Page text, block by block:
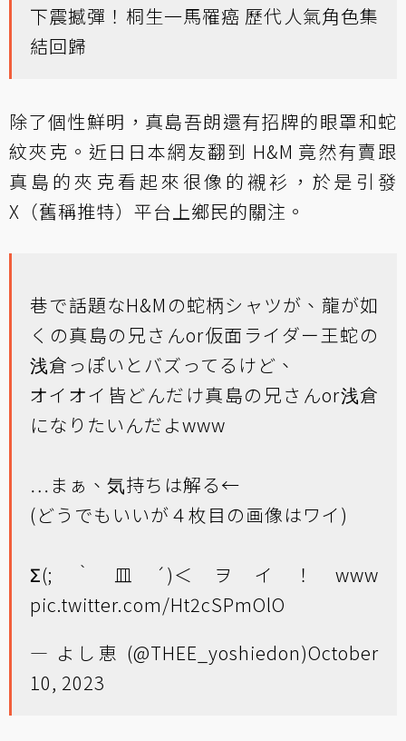
下震撼彈！桐生一馬罹癌 歷代人氣角色集
結回歸
除了個性鮮明，真島吾朗還有招牌的眼罩和蛇
紋夾克。近日日本網友翻到 H&M 竟然有賣跟
真島的夾克看起來很像的襯衫，於是引發
X（舊稱推特）平台上鄉民的關注。
巷で話題なH&Mの蛇柄シャツが、龍が如
くの真島の兄さんor仮面ライダー王蛇の
浅倉っぽいとバズってるけど、
オイオイ皆どんだけ真島の兄さんor浅倉
になりたいんだよwww
…まぁ、気持ちは解る←
(どうでもいいが４枚目の画像はワイ)
Σ(;｀皿´)＜ヲイ！www
pic.twitter.com/Ht2cSPmOlO
— よし恵 (@THEE_yoshiedon)October
10, 2023